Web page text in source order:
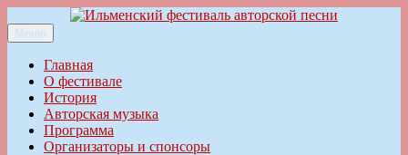
к
содержимому
Ильменский фестиваль авторской песни
Меню
Главная
О фестивале
История
Авторская музыка
Программа
Организаторы и спонсоры